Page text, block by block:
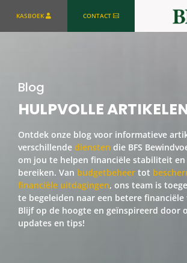
KASBOEK CONTACT
Blog
HULPVOLLE
Ontdek onze blog voor informatieve
verschillendediensten die BFS
om jou te helpen financiële stabiliteit
bereiken. Van budgetbeheer tot
financiële uitdagingen, ons team is
te begeleiden naar een betere
Blijf op de hoogte en geïnspireerd door
updates en tips!